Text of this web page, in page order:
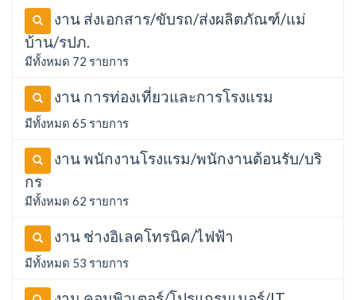
งาน ส่งเอกสาร/ขับรถ/ส่งผลิตภัณฑ์/แม่
บ้าน/รปภ.
มีทั้งหมด 72 รายการ
งาน การท่องเที่ยวและการโรงแรม
มีทั้งหมด 65 รายการ
งาน พนักงานโรงแรม/พนักงานต้อนรับ/บริ
กร
มีทั้งหมด 62 รายการ
งาน ช่างอิเลคโทรนิค/ไฟฟ้า
มีทั้งหมด 53 รายการ